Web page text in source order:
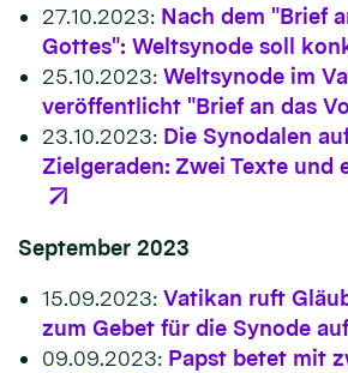
27.10.2023: Nach dem "Brief
Gottes": Weltsynode soll
25.10.2023: Weltsynode im
veröffentlicht "Brief an das
23.10.2023: Die Synodalen
Zielgeraden: Zwei Texte und
September 2023
15.09.2023: Vatikan ruft
zum Gebet für die Synode auf
09.09.2023: Papst betet mit